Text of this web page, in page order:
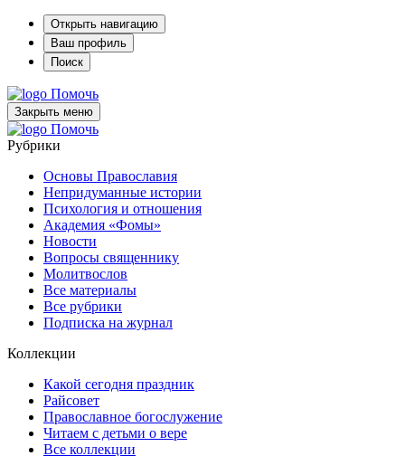
Открыть навигацию
Ваш профиль
Поиск
Помочь
Закрыть меню
Помочь
Рубрики
Основы Православия
Непридуманные истории
Психология и отношения
Академия «Фомы»
Новости
Вопросы священнику
Молитвослов
Все материалы
Все рубрики
Подписка на журнал
Коллекции
Какой сегодня праздник
Райсовет
Православное богослужение
Читаем с детьми о вере
Все коллекции